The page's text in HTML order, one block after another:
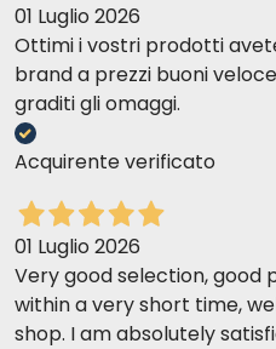
01 Luglio 2026
Ottimi i vostri prodotti
brand a prezzi buoni
graditi gli omaggi.
Acquirente verificato
01 Luglio 2026
Very good selection, good
within a very short time,
shop. I am absolutely